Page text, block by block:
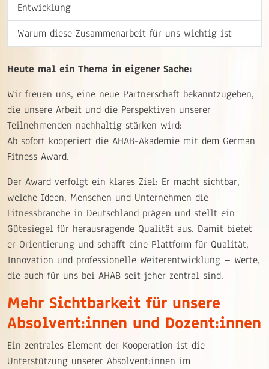
Entwicklung
Warum diese Zusammenarbeit für uns wichtig ist
Heute mal ein Thema in eigener Sache:
Wir freuen uns, eine neue Partnerschaft bekanntzugeben,
die unsere Arbeit und die Perspektiven unserer
Teilnehmenden nachhaltig stärken wird:
Ab sofort kooperiert die AHAB-Akademie mit dem German
Fitness Award.
Der Award verfolgt ein klares Ziel: Er macht sichtbar,
welche Ideen, Menschen und Unternehmen die
Fitnessbranche in Deutschland prägen und stellt ein
Gütesiegel für herausragende Qualität aus. Damit bietet
er Orientierung und schafft eine Plattform für Qualität,
Innovation und professionelle Weiterentwicklung – Werte,
die auch für uns bei AHAB seit jeher zentral sind.
Mehr Sichtbarkeit für unsere
Absolvent:innen und Dozent:innen
Ein zentrales Element der Kooperation ist die
Unterstützung unserer Absolvent:innen im